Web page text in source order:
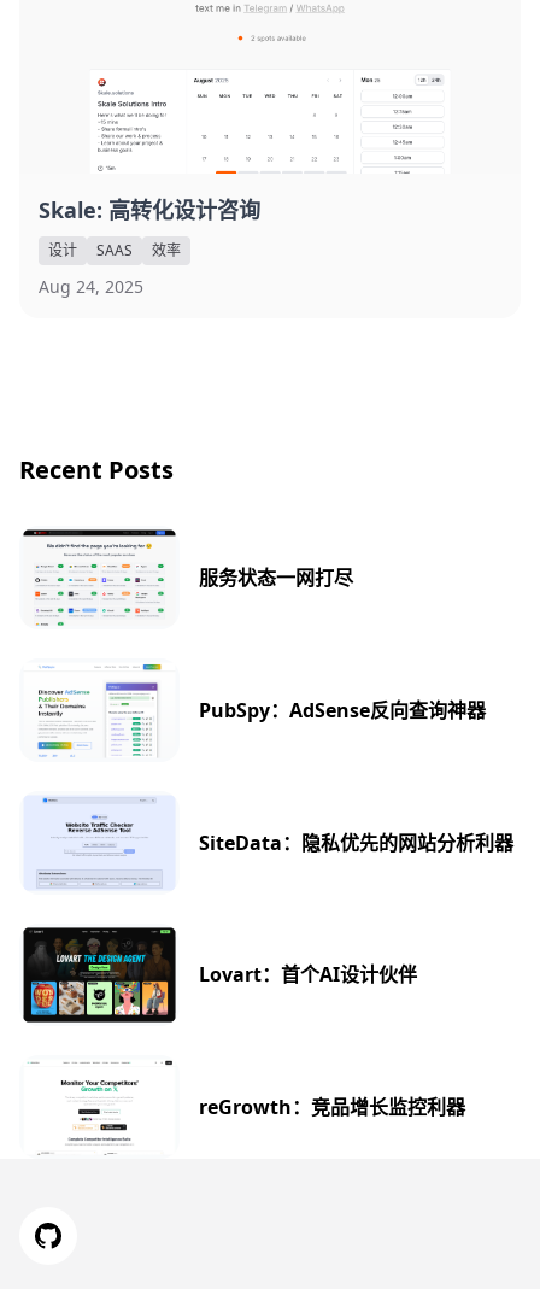
Skale: 高转化设计咨询
设计 SAAS 效率
Aug 24, 2025
Recent Posts
服务状态一网打尽
PubSpy：AdSense反向查询神器
SiteData：隐私优先的网站分析利器
Lovart：首个AI设计伙伴
reGrowth：竞品增长监控利器